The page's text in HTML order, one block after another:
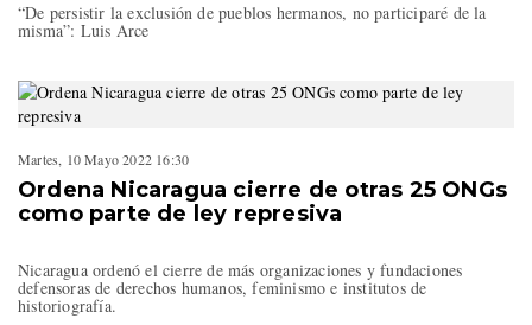
“De persistir la exclusión de pueblos hermanos, no participaré de la
misma”: Luis Arce
Martes, 10 Mayo 2022 16:30
Ordena Nicaragua cierre de otras 25 ONGs
como parte de ley represiva
Nicaragua ordenó el cierre de más organizaciones y fundaciones
defensoras de derechos humanos, feminismo e institutos de
historiografía.